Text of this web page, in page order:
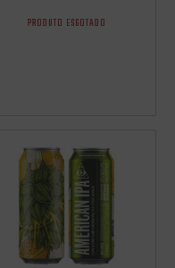
PRODUTO ESGOTADO